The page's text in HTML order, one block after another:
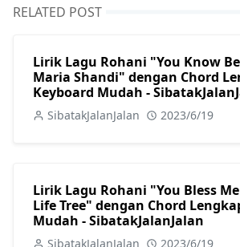
RELATED POST
Lirik Lagu Rohani "You Know
Maria Shandi" dengan Chord
Keyboard Mudah -
SibatakJalanJalan 2023/6/19
Lirik Lagu Rohani "You Bless
Life Tree" dengan Chord
Mudah - SibatakJalanJalan
SibatakJalanJalan 2023/6/19